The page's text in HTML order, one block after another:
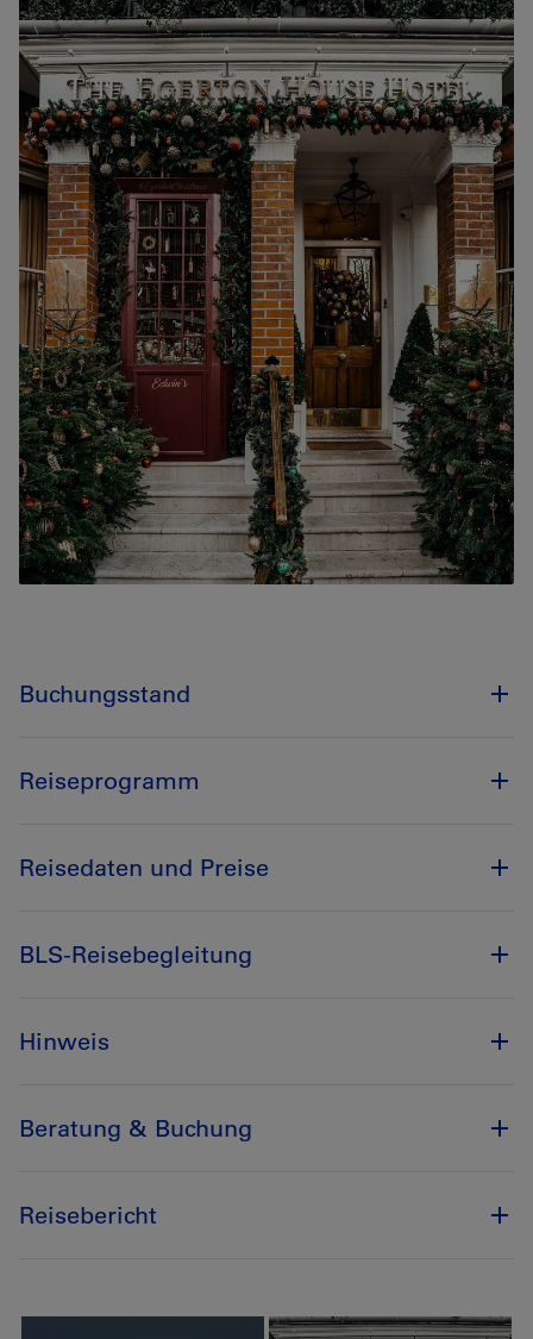
Buchungsstand
Reiseprogramm
Reisedaten und Preise
BLS-Reisebegleitung
Hinweis
Beratung & Buchung
Reisebericht